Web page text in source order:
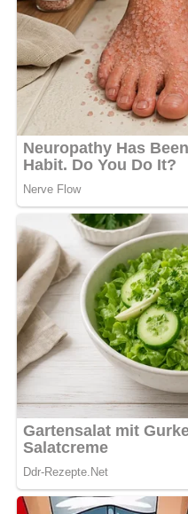
Zutaten für
Champignion-
Für das Tomaten-
Menge
1 kg
250 g
8 Stück
1 Stück
3 Stück
1 EL
nach Bedarf
nach Bedarf
nach Bedarf
noch alles über die DDR?